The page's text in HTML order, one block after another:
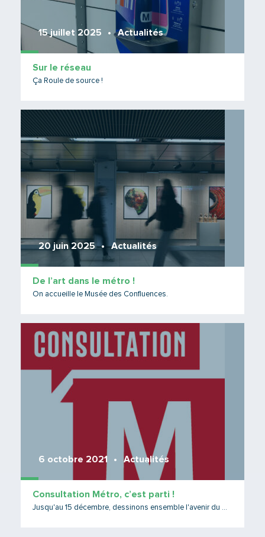
15 juillet 2025 Actualités
Sur le réseau
Ça Roule de source !
20 juin 2025 Actualités
De l’art dans le métro !
On accueille le Musée des Confluences.
6 octobre 2021 Actualités
Consultation Métro, c’est parti !
Jusqu'au 15 décembre, dessinons ensemble l'avenir du métro